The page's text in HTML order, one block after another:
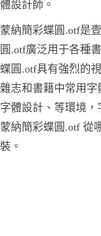
體設計師。
蒙納簡彩蝶圓.otf是
圓.otf廣泛用于各種
蝶圓.otf具有強烈的
雜志和書籍中常用字
字體設計、等環境，
蒙納簡彩蝶圓.otf 從
裝。